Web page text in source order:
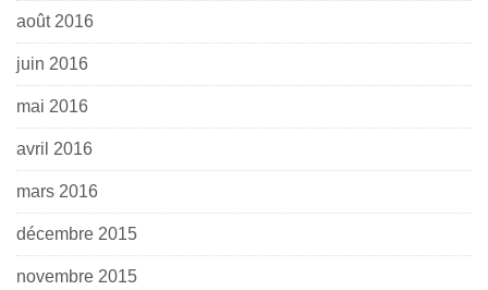
août 2016
juin 2016
mai 2016
avril 2016
mars 2016
décembre 2015
novembre 2015